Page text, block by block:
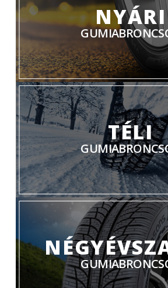
NYÁRI
TÉLI